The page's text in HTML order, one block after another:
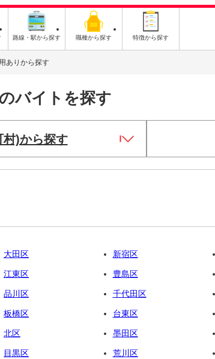
路線・駅から探す 職種から探す 特徴から探す
ありから探す
バイトを探す
)から探す
大田区 新宿区
江東区 豊島区
品川区 千代田区
板橋区 台東区
北区 墨田区
目黒区 荒川区